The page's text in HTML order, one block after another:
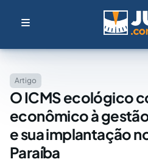
Artigo
O ICMS ecológico
econômico à
e sua implantação
Paraíba